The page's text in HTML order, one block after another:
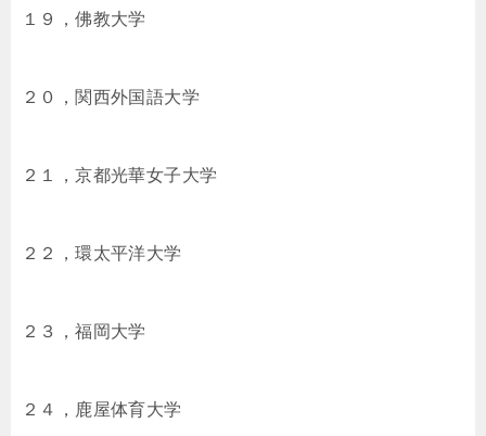
１９，佛教大学
２０，関西外国語大学
２１，京都光華女子大学
２２，環太平洋大学
２３，福岡大学
２４，鹿屋体育大学